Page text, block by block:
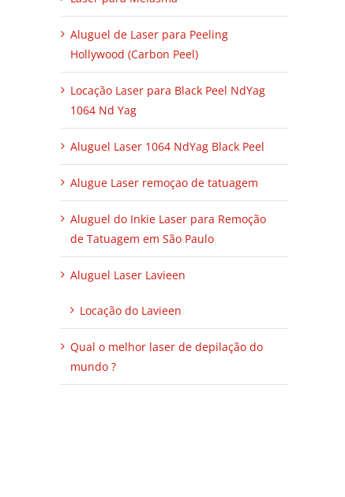
Aluguel de Laser para Peeling
Hollywood (Carbon Peel)
Locação Laser para Black Peel NdYag
1064 Nd Yag
Aluguel Laser 1064 NdYag Black Peel
Alugue Laser remoçao de tatuagem
Aluguel do Inkie Laser para Remoção
de Tatuagem em São Paulo
Aluguel Laser Lavieen
Locação do Lavieen
Qual o melhor laser de depilação do
mundo ?